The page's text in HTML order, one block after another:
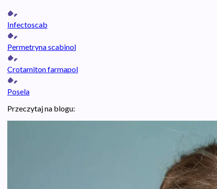
Infectoscab
Permetryna scabinol
Crotamiton farmapol
Posela
Przeczytaj na blogu: